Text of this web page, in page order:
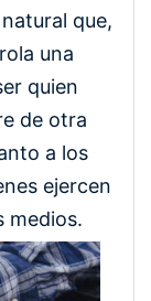
que,
una
quien
de otra
a los
ejercen
medios.